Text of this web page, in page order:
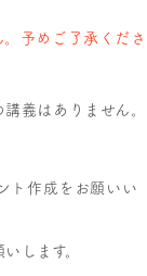
予めご了承くださ
義はありません。
ト作成をお願いい
します。